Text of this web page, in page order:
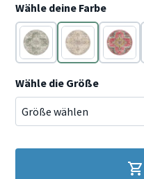
Wähle deine Farbe
Blau Blau Blau
Wähle die Größe